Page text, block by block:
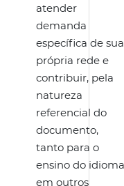
atender
demanda
específica de sua
própria rede e
contribuir, pela
natureza
referencial do
documento,
tanto para o
ensino do idioma
em outros